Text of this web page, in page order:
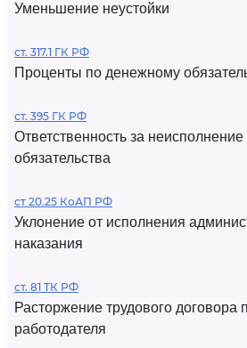
Уменьшение неустойки
ст. 317.1 ГК РФ
Проценты по денежному
ст. 395 ГК РФ
Ответственность за
обязательства
ст 20.25 КоАП РФ
Уклонение от исполнения
наказания
ст. 81 ТК РФ
Расторжение трудового договора
работодателя